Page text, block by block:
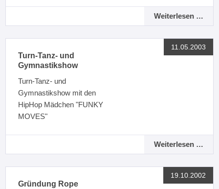
Weiterlesen …
11.05.2003
Turn-Tanz- und
Gymnastikshow
Turn-Tanz- und
Gymnastikshow mit den
HipHop Mädchen "FUNKY
MOVES"
Weiterlesen …
19.10.2002
Gründung Rope